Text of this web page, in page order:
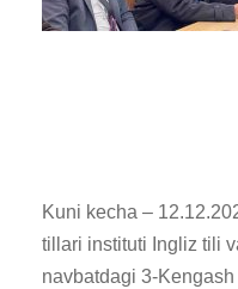
Kuni kecha –
tillari instituti Ingliz tili
navbatdagi 3-Kengash